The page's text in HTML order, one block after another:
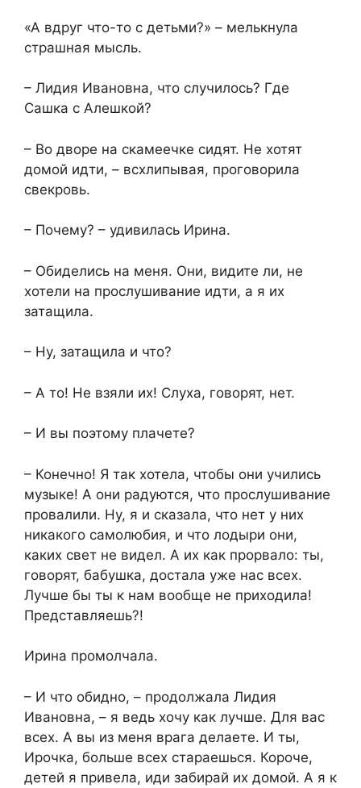
«А вдруг что-то с детьми?» – мелькнула
страшная мысль.
– Лидия Ивановна, что случилось? Где
Сашка с Алешкой?
– Во дворе на скамеечке сидят. Не хотят
домой идти, – всхлипывая, проговорила
свекровь.
– Почему? – удивилась Ирина.
– Обиделись на меня. Они, видите ли, не
хотели на прослушивание идти, а я их
затащила.
– Ну, затащила и что?
– А то! Не взяли их! Слуха, говорят, нет.
– И вы поэтому плачете?
– Конечно! Я так хотела, чтобы они учились
музыке! А они радуются, что прослушивание
провалили. Ну, я и сказала, что нет у них
никакого самолюбия, и что лодыри они,
каких свет не видел. А их как прорвало: ты,
говорят, бабушка, достала уже нас всех.
Лучше бы ты к нам вообще не приходила!
Представляешь?!
Ирина промолчала.
– И что обидно, – продолжала Лидия
Ивановна, – я ведь хочу как лучше. Для вас
всех. А вы из меня врага делаете. И ты,
Ирочка, больше всех стараешься. Короче,
детей я привела, иди забирай их домой. А я к